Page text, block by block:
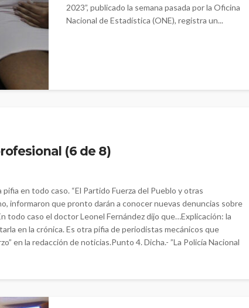
2023”, publicado la semana pasada por la Oficina
Nacional de Estadística (ONE), registra un...
(6 de 8)
en todo caso. “El Partido Fuerza del Pueblo y otras
informaron que pronto darán a conocer nuevas denuncias sobre
todo caso el doctor Leonel Fernández dijo que…Explicación: la
en la crónica. Es otra pifia de periodistas mecánicos que
en la redacción de noticias.Punto 4. Dicha.- ”La Policía Nacional